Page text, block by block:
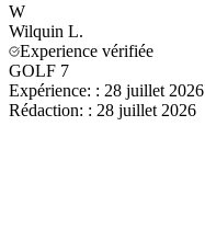
W
Wilquin L.
Experience vérifiée
GOLF 7
Expérience: : 28 juillet 2026
Rédaction: : 28 juillet 2026